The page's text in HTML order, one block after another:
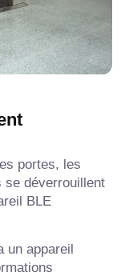
portes, les
se déverrouillent
BLE
un appareil